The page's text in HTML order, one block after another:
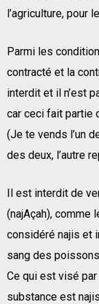
l’agriculture, pour
Parmi les
contracté et la
interdit et il n’est
car ceci fait partie
(Je te vends l’un
des deux, l’autre
Il est interdit de
(najAçah), comme
considéré najis et
sang des
Ce qui est visé par
substance est